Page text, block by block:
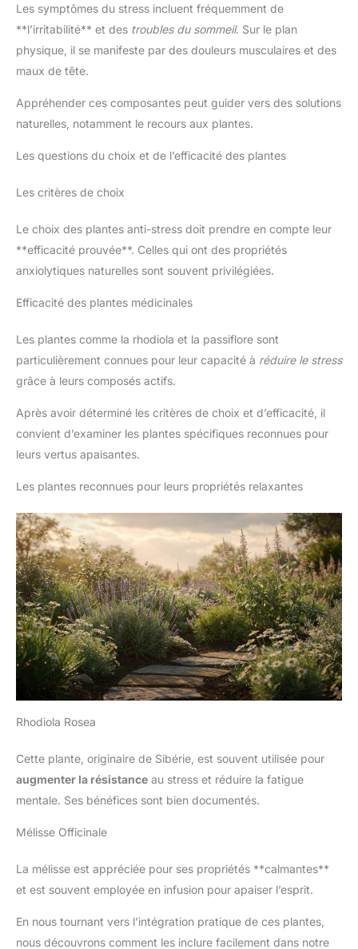
Les symptômes du stress incluent fréquemment de
**l’irritabilité** et des troubles du sommeil. Sur le plan
physique, il se manifeste par des douleurs musculaires et des
maux de tête.
Appréhender ces composantes peut guider vers des solutions
naturelles, notamment le recours aux plantes.
Les questions du choix et de l’efficacité des plantes
Les critères de choix
Le choix des plantes anti-stress doit prendre en compte leur
**efficacité prouvée**. Celles qui ont des propriétés
anxiolytiques naturelles sont souvent privilégiées.
Efficacité des plantes médicinales
Les plantes comme la rhodiola et la passiflore sont
particulièrement connues pour leur capacité à réduire le stress
grâce à leurs composés actifs.
Après avoir déterminé les critères de choix et d’efficacité, il
convient d’examiner les plantes spécifiques reconnues pour
leurs vertus apaisantes.
Les plantes reconnues pour leurs propriétés relaxantes
Rhodiola Rosea
Cette plante, originaire de Sibérie, est souvent utilisée pour
augmenter la résistance au stress et réduire la fatigue
mentale. Ses bénéfices sont bien documentés.
Mélisse Officinale
La mélisse est appréciée pour ses propriétés **calmantes**
et est souvent employée en infusion pour apaiser l’esprit.
En nous tournant vers l’intégration pratique de ces plantes,
nous découvrons comment les inclure facilement dans notre